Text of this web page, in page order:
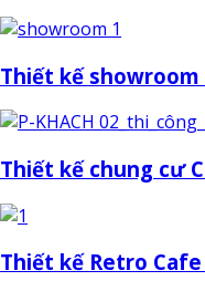
Thiết kế showroom
Thiết kế chung cư
Thiết kế Retro